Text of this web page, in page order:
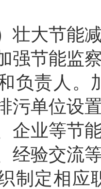
大节能减
强节能监
负责人。
污单位设
企业等节
经验交流
制定相应